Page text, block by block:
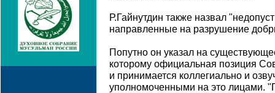
Р.Гайнутдин также назвал
направленные на разрушение
Попутно он указал на
которому официальная позиция
и принимается коллегиально и
уполномоченными на это лицами.